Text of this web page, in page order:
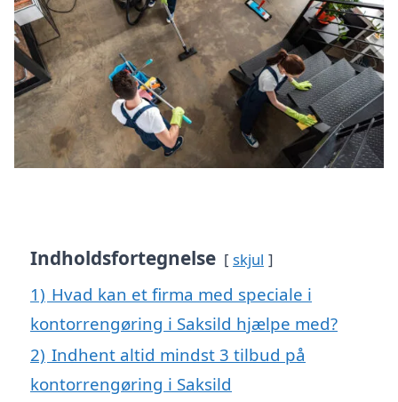
Indholdsfortegnelse skjul
1) Hvad kan et firma med speciale i
kontorrengøring i Saksild hjælpe med?
2) Indhent altid mindst 3 tilbud på
kontorrengøring i Saksild